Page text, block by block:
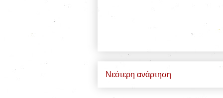
Νεότερη ανάρτηση